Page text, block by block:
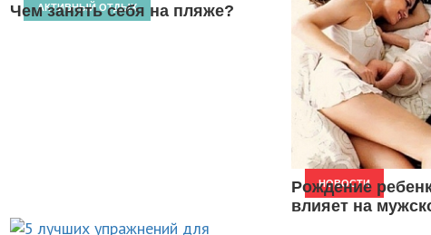
АКТИВНЫЙ ОТДЫХ
Чем занять себя на пляже?
НОВОСТИ
Рождение
влияет на